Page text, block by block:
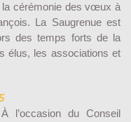
la cérémonie des vœux à
La Saugrenue est
des temps forts de la
élus, les associations et
l’occasion du Conseil